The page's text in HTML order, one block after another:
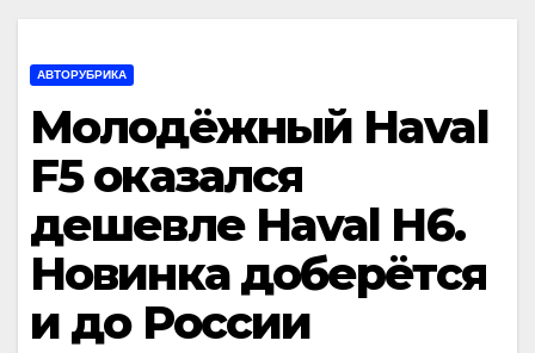
АВТОРУБРИКА
Молодёжный Haval
F5 оказался
дешевле Haval H6.
Новинка доберётся
и до России